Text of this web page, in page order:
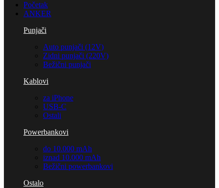
Početak
ANKER
Punjači
Auto punjači (12V)
Zidni punjači (220V)
Bežični punjači
Kablovi
za iPhone
USB-C
Ostali
Powerbankovi
do 10.000 mAh
iznad 10.000 mAh
Bežični powerbankovi
Ostalo